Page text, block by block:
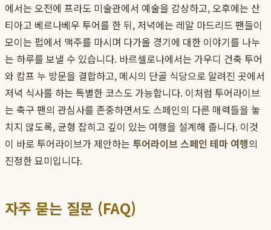
에서는 오전에 프라도 미술관에서 예술을 감상하고, 오후에는 산
티아고 베르나베우 투어를 한 뒤, 저녁에는 레알 마드리드 팬들이
모이는 펍에서 맥주를 마시며 다가올 경기에 대한 이야기를 나누
는 하루를 보낼 수 있습니다. 바르셀로나에서는 가우디 건축 투어
와 캄프 누 방문을 결합하고, 메시의 단골 식당으로 알려진 곳에서
저녁 식사를 하는 특별한 코스도 가능합니다. 이처럼 투어라이브
는 축구 팬의 관심사를 존중하면서도 스페인의 다른 매력들을 놓
치지 않도록, 균형 잡히고 깊이 있는 여행을 설계해 줍니다. 이것
이 바로 투어라이브가 제안하는 투어라이브 스페인 테마 여행의
진정한 묘미입니다.
자주 묻는 질문 (FAQ)